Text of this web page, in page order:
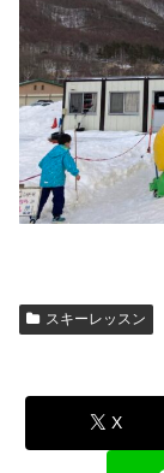
スキーレッスン
X